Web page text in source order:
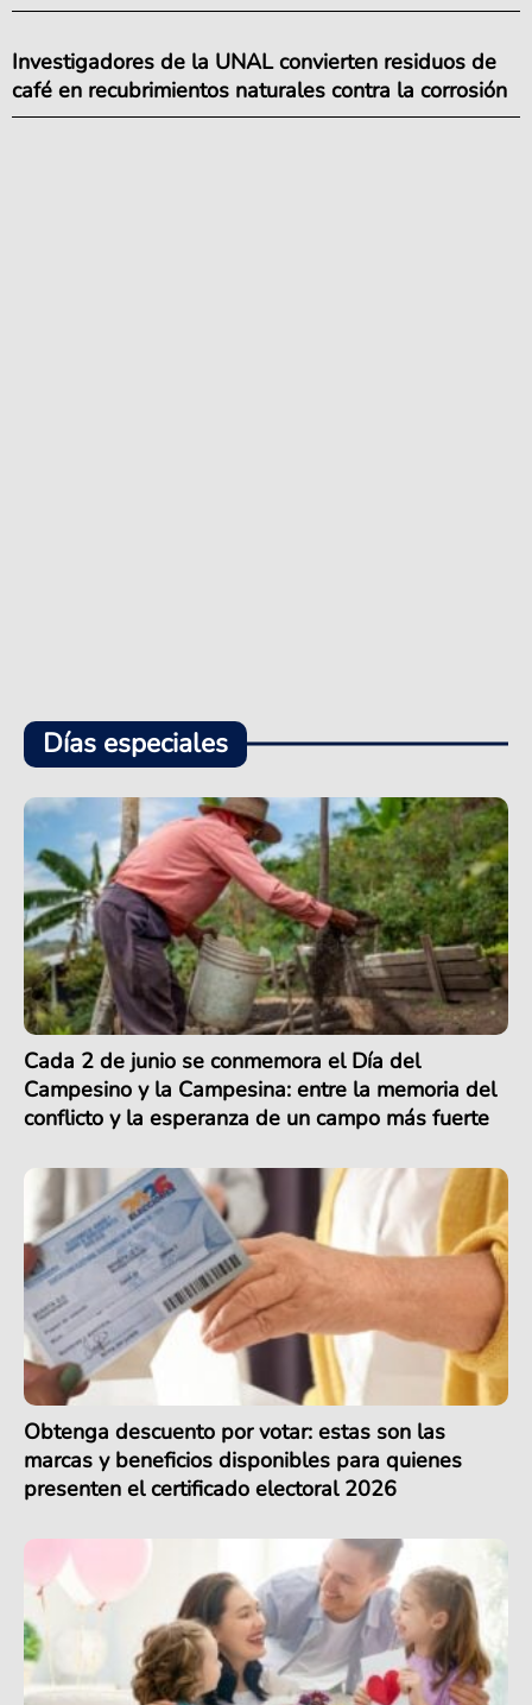
Investigadores de la UNAL convierten residuos de
café en recubrimientos naturales contra la corrosión
Días especiales
Cada 2 de junio se conmemora el Día del
Campesino y la Campesina: entre la memoria del
conflicto y la esperanza de un campo más fuerte
Obtenga descuento por votar: estas son las
marcas y beneficios disponibles para quienes
presenten el certificado electoral 2026